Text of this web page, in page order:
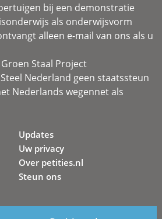
bij een demonstratie
als onderwijsvorm
alleen e-mail van ons als u
Staal Project
Nederland geen staatssteun
Nederlands wegennet als
Updates
Uw privacy
Over petities.nl
Steun ons